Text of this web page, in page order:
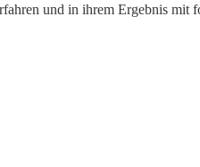
und in ihrem Ergebnis mit